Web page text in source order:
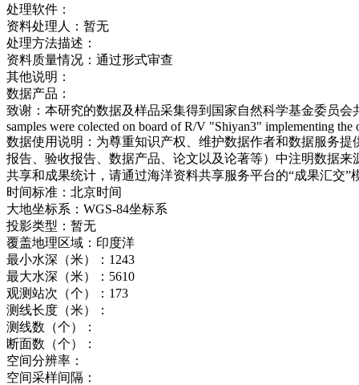
处理软件：
资料处理人： 暂无
处理方法描述：
资料质量情况： 通过形式审查
其他说明：
数据产品：
致谢： 本研究的数据及样品采集得到国家自然科学基金委员会
samples were colected on board of R/V "Shiyan3" implementing
数据使用说明： 为尊重知识产权、维护数据作者和数据服务
报告、验收报告、数据产品、论文以及论著等）中注明数据
共享和成果统计，请通过海洋资料共享服务平台的“成果汇交
时间标准： 北京时间
大地坐标系： WGS-84坐标系
投影类型： 暂无
覆盖地理区域： 印度洋
最小水深（米）： 1243
最大水深（米）： 5610
观测站次（个）： 173
测线长度（米）：
测线数（个）：
断面数（个）：
空间分辨率：
空间采样间隔：